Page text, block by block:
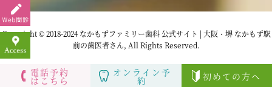
電話予約
はこちら
オンライン予
約 初めての方へ
2022年10月
2022年9月
Copyright © 2018-2024 なかもずファミリー歯科 公式サイト | 大阪・堺 なかもず駅
前の歯医者さん, All Rights Reserved.